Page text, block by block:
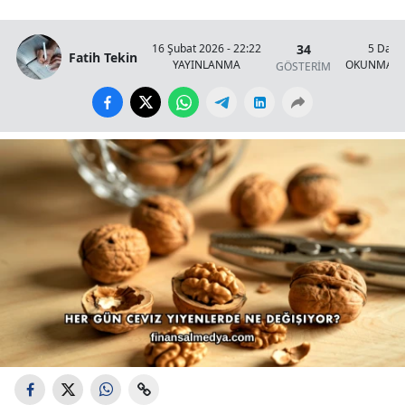
Fatih Tekin
16 Şubat 2026 - 22:22
YAYINLANMA
34
GÖSTERİM
5
OKUNMA